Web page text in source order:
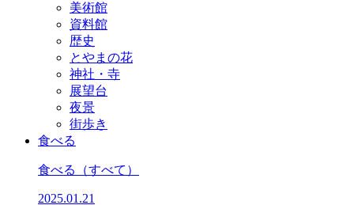
美術館
資料館
歴史
とやまの花
神社・寺
展望台
夜景
街歩き
食べる
食べる （すべて）
2025.01.21